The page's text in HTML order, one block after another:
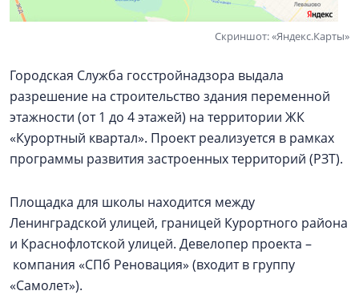
Скриншот: «Яндекс.Карты»
Городская Служба госстройнадзора выдала
разрешение на строительство здания переменной
этажности (от 1 до 4 этажей) на территории ЖК
«Курортный квартал». Проект реализуется в рамках
программы развития застроенных территорий (РЗТ).
Площадка для школы находится между
Ленинградской улицей, границей Курортного района
и Краснофлотской улицей. Девелопер проекта –
компания «СПб Реновация» (входит в группу
«Самолет»).